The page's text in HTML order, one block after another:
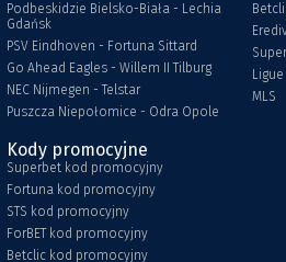
Podbeskidzie Bielsko-Biała - Lechia
Gdańsk
PSV Eindhoven - Fortuna Sittard
Go Ahead Eagles - Willem II Tilburg
NEC Nijmegen - Telstar
Puszcza Niepołomice - Odra Opole
Ligue
MLS
Kody promocyjne
Superbet kod promocyjny
Fortuna kod promocyjny
STS kod promocyjny
ForBET kod promocyjny
Betclic kod promocyjny